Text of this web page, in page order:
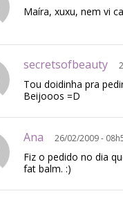
Maíra, xuxu, nem vi
secretsofbeauty
Tou doidinha pra
Beijooos =D
Ana 26/02/2009 -
Fiz o pedido no dia
fat balm. :)